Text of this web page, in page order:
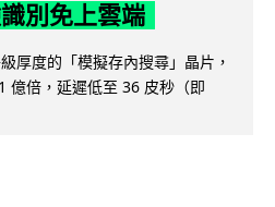
別免上雲端
厚度的「模擬存內搜尋」晶片，
億倍，延遲低至 36 皮秒（即